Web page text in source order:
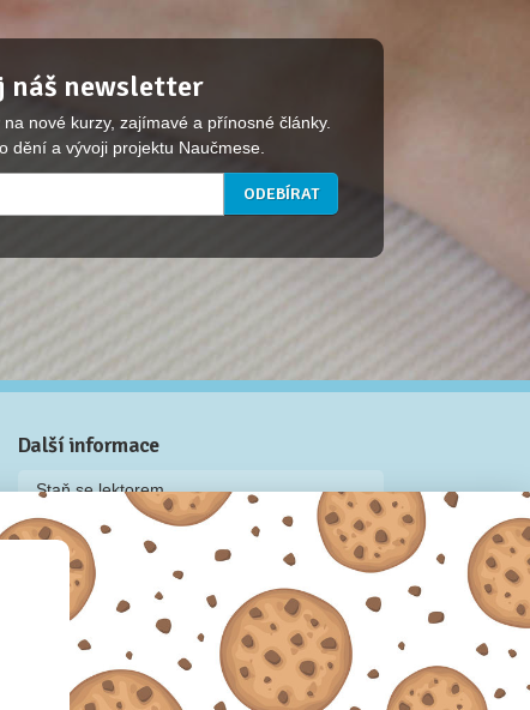
náš newsletter
nové kurzy, zajímavé a přínosné články.
dění a vývoji projektu Naučmese.
Další informace
Staň se lektorem
Video: Jak připravit kurz na Naučmese
Často kladené dotazy
Dárkové poukazy
Podmínky užívání
Obchodní podmínky